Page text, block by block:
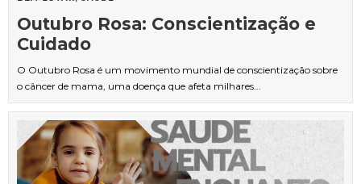
Outubro Rosa: Conscientização e
Cuidado
O Outubro Rosa é um movimento mundial de conscientização sobre
o câncer de mama, uma doença que afeta milhares...